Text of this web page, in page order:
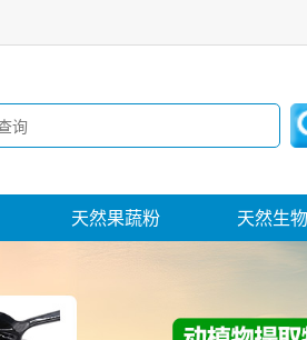
天然果蔬粉 天然生